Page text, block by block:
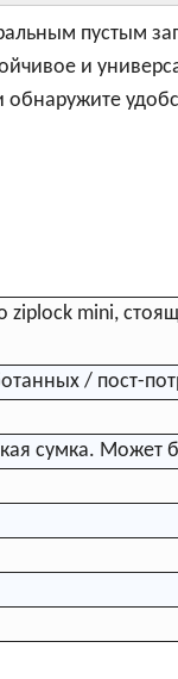
молнией
пустым
и
ziplock mini,
/ пост-
сумка. Может